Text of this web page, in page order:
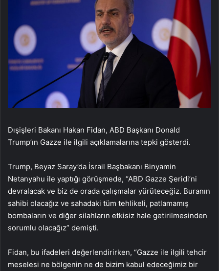
Dışişleri Bakanı Hakan Fidan, ABD Başkanı Donald
Trump’ın Gazze ile ilgili açıklamalarına tepki gösterdi.
Trump, Beyaz Saray’da İsrail Başbakanı Binyamin
Netanyahu ile yaptığı görüşmede, “ABD Gazze Şeridi’ni
devralacak ve biz de orada çalışmalar yürüteceğiz. Buranın
sahibi olacağız ve sahadaki tüm tehlikeli, patlamamış
bombaların ve diğer silahların etkisiz hale getirilmesinden
sorumlu olacağız” demişti.
Fidan, bu ifadeleri değerlendirirken, “Gazze ile ilgili tehcir
meselesi ne bölgenin ne de bizim kabul edeceğimiz bir